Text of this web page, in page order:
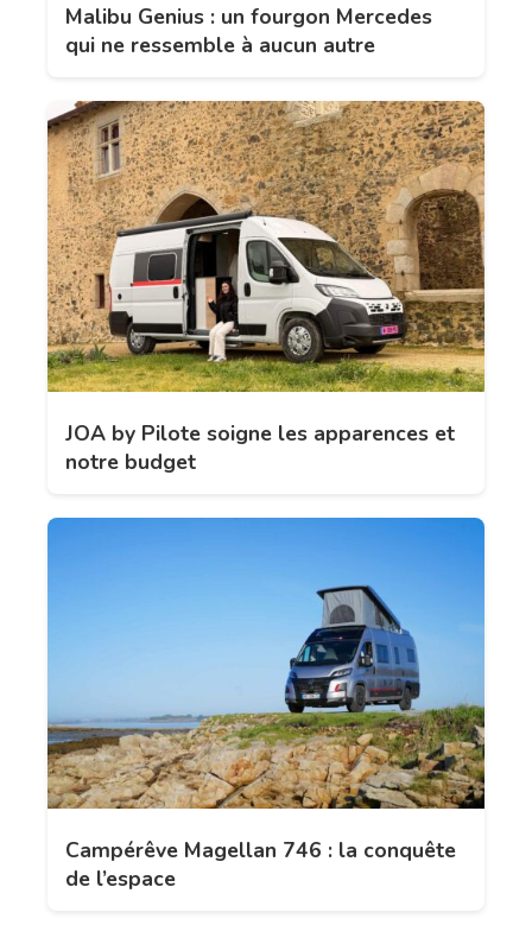
Malibu Genius : un fourgon Mercedes
qui ne ressemble à aucun autre
JOA by Pilote soigne les apparences et
notre budget
Campérêve Magellan 746 : la conquête
de l’espace